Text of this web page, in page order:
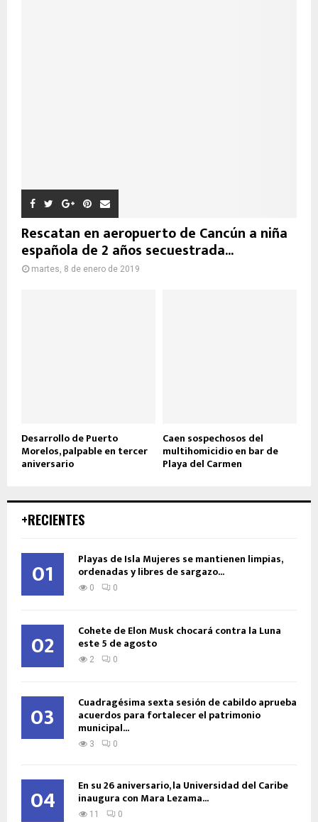
Rescatan en aeropuerto de Cancún a niña
española de 2 años secuestrada...
martes, 8 de enero de 2019
Desarrollo de Puerto
Morelos, palpable en tercer
aniversario
Caen sospechosos del
multihomicidio en bar de
Playa del Carmen
+RECIENTES
01 Playas de Isla Mujeres se mantienen limpias,
ordenadas y libres de sargazo...
0 0
02 Cohete de Elon Musk chocará contra la Luna
este 5 de agosto
2 0
03 Cuadragésima sexta sesión de cabildo aprueba
acuerdos para fortalecer el patrimonio
municipal...
3 0
04 En su 26 aniversario, la Universidad del Caribe
inaugura con Mara Lezama...
11 0